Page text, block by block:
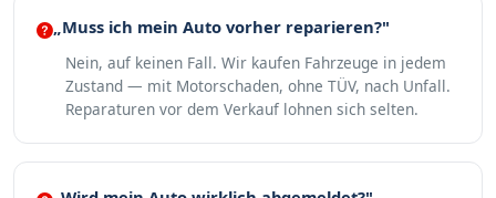
„Muss ich mein Auto vorher reparieren?"
Nein, auf keinen Fall. Wir kaufen Fahrzeuge in jedem
Zustand — mit Motorschaden, ohne TÜV, nach Unfall.
Reparaturen vor dem Verkauf lohnen sich selten.